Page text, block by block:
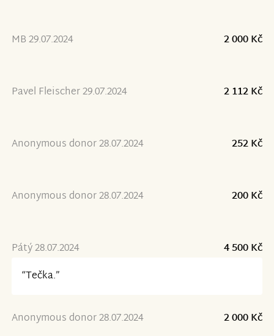
MB 29.07.2024 2 000 Kč
Pavel Fleischer 29.07.2024 2 112 Kč
Anonymous donor 28.07.2024 252 Kč
Anonymous donor 28.07.2024 200 Kč
Pátý 28.07.2024
4 500 Kč
“Tečka.”
Anonymous donor 28.07.2024 2 000 Kč